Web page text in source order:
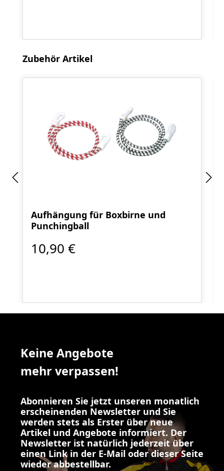
Produktgalerie überspringen
Zubehör Artikel
Aufhängung für Boxbirne und
Punchingball
10,90 €
Keine Angebote
mehr verpassen!
Abonnieren Sie jetzt unseren monatlich
erscheinenden Newsletter und Sie
werden stets als Erster über neue
Artikel und Angebote informiert. Der
Newsletter ist natürlich jederzeit über
einen Link in der E-Mail oder dieser Seite
wieder abbestellbar.